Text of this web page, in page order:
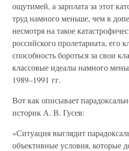
ощутимей, а зарплата за этот
труд намного меньше, чем в
несмотря на такое
российского пролетариата, его
способность бороться за свои
классовые идеалы намного
1989–1991 гг.
Вот как описывает
историк А. В. Гусев:
«Ситуация выглядит
объективные условия, которые